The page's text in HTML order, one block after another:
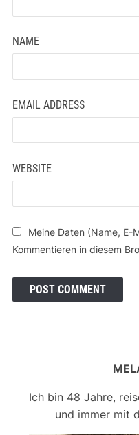
NAME
EMAIL ADDRESS
WEBSITE
Meine Daten (Name, E-
Kommentieren in diesem
Ich bin 48 Jahre,
und immer mit